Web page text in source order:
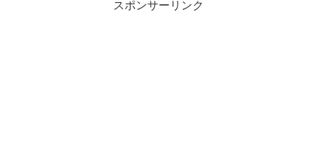
スポンサーリンク